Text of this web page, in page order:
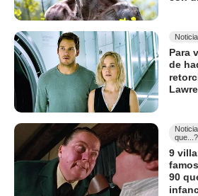
Para
de
que...?
9
90